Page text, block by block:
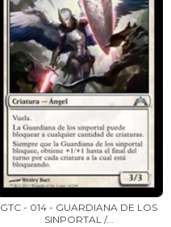
GTC - 014 - GUARDIANA DE LOS
SINPORTAL /...